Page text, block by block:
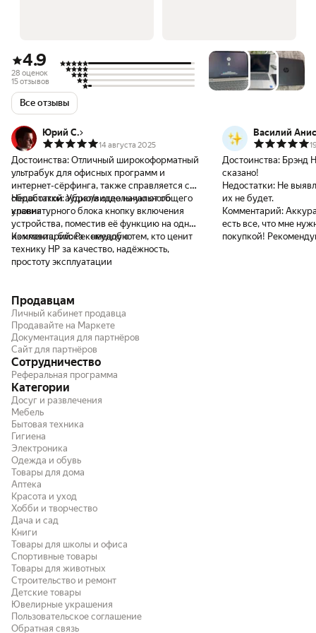
4.9
28 оценок
15 отзывов
Все отзывы
Юрий С.
14 августа 2025
Достоинства: Отличный широкоформатный
ультрабук для офисных программ и
интернет-сёрфинга, также справляется с
обработкой аудио/видео начального
уровня
Недостатки: Убрали отдельную от общего
клавиатурного блока кнопку включения
устройства, поместив её функцию на одну
из клавиш блока - неудобно
Комментарий: Рекомендую тем, кто ценит
технику HP за качество, надёжность,
простоту эксплуатации
Василий
Достоинства: Брэнд
сказано!
Недостатки: Не
их не будет.
Комментарий:
есть все, что мне
покупкой!
Продавцам
Личный кабинет продавца
Продавайте на Маркете
Документация для партнёров
Сайт для партнёров
Сотрудничество
Реферальная программа
Категории
Досуг и развлечения
Мебель
Бытовая техника
Гигиена
Электроника
Одежда и обувь
Товары для дома
Аптека
Красота и уход
Хобби и творчество
Дача и сад
Книги
Товары для школы и офиса
Спортивные товары
Товары для животных
Строительство и ремонт
Детские товары
Ювелирные украшения
Пользовательское соглашение
Обратная связь